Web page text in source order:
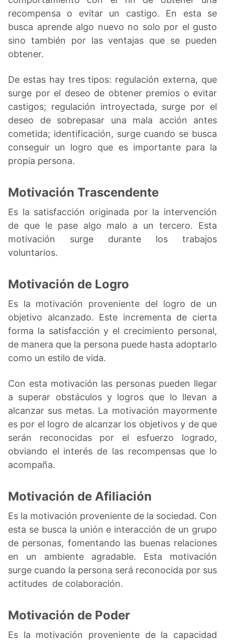
recompensa o evitar un castigo. En esta se
busca aprende algo nuevo no solo por el gusto
sino también por las ventajas que se pueden
obtener.
De estas hay tres tipos: regulación externa, que
surge por el deseo de obtener premios o evitar
castigos; regulación introyectada, surge por el
deseo de sobrepasar una mala acción antes
cometida; identificación, surge cuando se busca
conseguir un logro que es importante para la
propia persona.
Motivación Trascendente
Es la satisfacción originada por la intervención
de que le pase algo malo a un tercero. Esta
motivación surge durante los trabajos
voluntarios.
Motivación de Logro
Es la motivación proveniente del logro de un
objetivo alcanzado. Este incrementa de cierta
forma la satisfacción y el crecimiento personal,
de manera que la persona puede hasta adoptarlo
como un estilo de vida.
Con esta motivación las personas pueden llegar
a superar obstáculos y logros que lo llevan a
alcanzar sus metas. La motivación mayormente
es por el logro de alcanzar los objetivos y de que
serán reconocidas por el esfuerzo logrado,
obviando el interés de las recompensas que lo
acompaña.
Motivación de Afiliación
Es la motivación proveniente de la sociedad. Con
esta se busca la unión e interacción de un grupo
de personas, fomentando las buenas relaciones
en un ambiente agradable. Esta motivación
surge cuando la persona será reconocida por sus
actitudes de colaboración.
Motivación de Poder
Es la motivación proveniente de la capacidad